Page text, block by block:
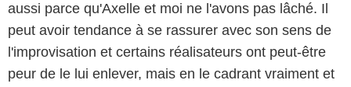
aussi parce qu'Axelle et moi ne l'avons pas lâché. Il
peut avoir tendance à se rassurer avec son sens de
l'improvisation et certains réalisateurs ont peut-être
peur de le lui enlever, mais en le cadrant vraiment et